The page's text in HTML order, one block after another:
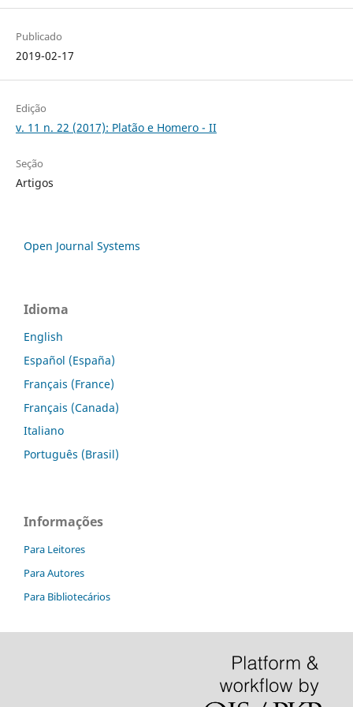
Publicado
2019-02-17
Edição
v. 11 n. 22 (2017): Platão e Homero - II
Seção
Artigos
Open Journal Systems
Idioma
English
Español (España)
Français (France)
Français (Canada)
Italiano
Português (Brasil)
Informações
Para Leitores
Para Autores
Para Bibliotecários